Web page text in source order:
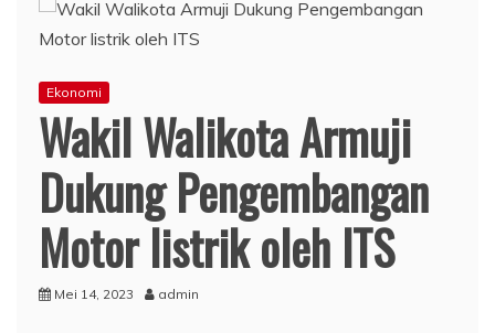
Ekonomi
Wakil Walikota Armuji
Dukung Pengembangan
Motor listrik oleh ITS
Mei 14, 2023 admin